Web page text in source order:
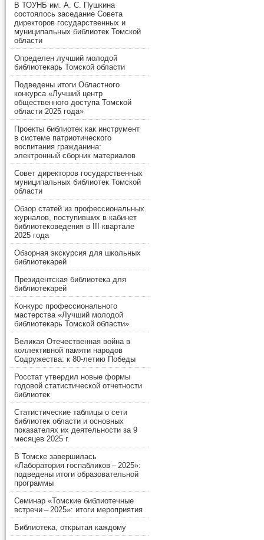
В ТОУНБ им. А. С. Пушкина
состоялось заседание Совета
директоров государственных и
муниципальных библиотек Томской
области
Определен лучший молодой
библиотекарь Томской области
Подведены итоги Областного
конкурса «Лучший центр
общественного доступа Томской
области 2025 года»
Проекты библиотек как инструмент
в системе патриотического
воспитания гражданина:
электронный сборник материалов
Совет директоров государственных
муниципальных библиотек Томской
области
Обзор статей из профессиональных
журналов, поступивших в кабинет
библиотековедения в III квартале
2025 года
Обзорная экскурсия для школьных
библиотекарей
Президентская библиотека для
библиотекарей
Конкурс профессионального
мастерства «Лучший молодой
библиотекарь Томской области»
Великая Отечественная война в
коллективной памяти народов
Содружества: к 80-летию Победы
Росстат утвердил новые формы
годовой статистической отчетности
библиотек
Статистические таблицы о сети
библиотек области и основных
показателях их деятельности за 9
месяцев 2025 г.
В Томске завершилась
«Лаборатория госпабликов – 2025»:
подведены итоги образовательной
программы
Семинар «Томские библиотечные
встречи – 2025»: итоги мероприятия
Библиотека, открытая каждому